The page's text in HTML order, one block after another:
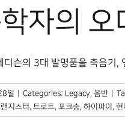
자의 오
슨의 3대 발명품을 축음기,
일 Categories: Legacy 음반
랜지스터 트로트 포크송 하이파이 현